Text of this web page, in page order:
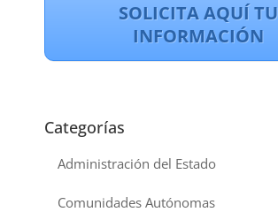
SOLICITA AQUÍ TU
INFORMACIÓN
Categorías
Administración del Estado
Comunidades Autónomas